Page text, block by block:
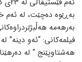
بەڕێوە دەچێت، لە ئەم
بەرهەمە
فیلمەکانی: “ئەو دینە”
هەشتاوپێنج ” لە